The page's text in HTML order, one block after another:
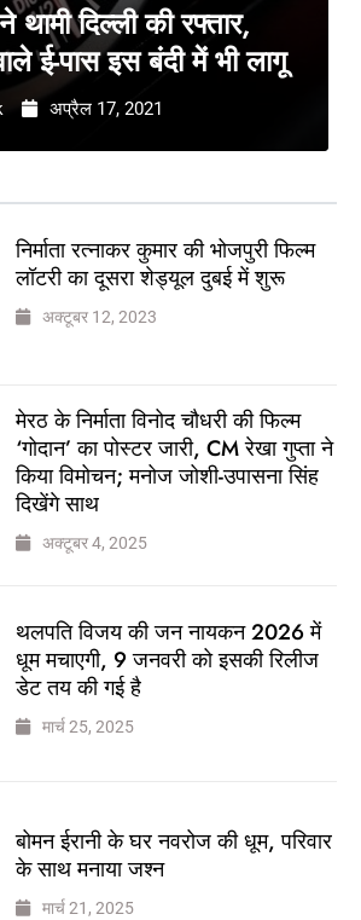
निर्माता रत्नाकर कुमार की भोजपुरी फिल्म
लॉटरी का दूसरा शेड्यूल दुबई में शुरू
अक्टूबर 12, 2023
मेरठ के निर्माता विनोद चौधरी की फिल्म
‘गोदान’ का पोस्टर जारी, CM रेखा गुप्ता ने
किया विमोचन; मनोज जोशी-उपासना सिंह
दिखेंगे साथ
अक्टूबर 4, 2025
थलपति विजय की जन नायकन 2026 में
धूम मचाएगी, 9 जनवरी को इसकी रिलीज
डेट तय की गई है
मार्च 25, 2025
बोमन ईरानी के घर नवरोज की धूम, परिवार
के साथ मनाया जश्न
मार्च 21, 2025
दिल्ली की रफ्तार,
ई-पास इस बंदी में भी लागू
अप्रैल 17, 2021